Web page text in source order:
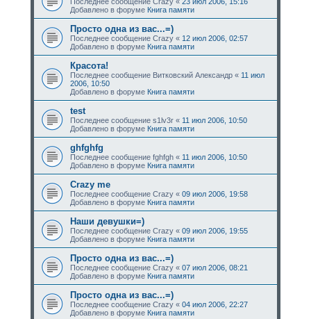
Добавлено в форуме Книга памяти
Просто одна из вас...=)
Последнее сообщение Crazy« 12 июл 2006, 02:57
Добавлено в форуме Книга памяти
Красота!
Последнее сообщение Витковский Александр« 11 июл
2006, 10:50
Добавлено в форуме Книга памяти
test
Последнее сообщение s1lv3r« 11 июл 2006, 10:50
Добавлено в форуме Книга памяти
ghfghfg
Последнее сообщение fghfgh« 11 июл 2006, 10:50
Добавлено в форуме Книга памяти
Crazy me
Последнее сообщение Crazy« 09 июл 2006, 19:58
Добавлено в форуме Книга памяти
Наши девушки=)
Последнее сообщение Crazy« 09 июл 2006, 19:55
Добавлено в форуме Книга памяти
Просто одна из вас...=)
Последнее сообщение Crazy« 07 июл 2006, 08:21
Добавлено в форуме Книга памяти
Просто одна из вас...=)
Последнее сообщение Crazy« 04 июл 2006, 22:27
Добавлено в форуме Книга памяти